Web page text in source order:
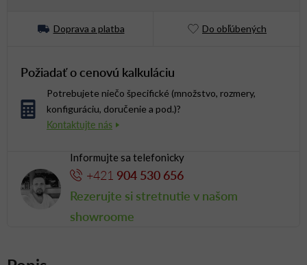
Doprava a platba Do obľúbených
Požiadať o cenovú kalkuláciu
Potrebujete niečo špecifické (množstvo, rozmery,
konfiguráciu, doručenie a pod.)?
Informujte sa telefonicky
+421 904 530 656
Rezerujte si stretnutie v našom
showroome